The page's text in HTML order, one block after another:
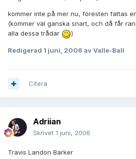
kommer inte på mer nu, föresten fattas
(kommer väl ganska snart, och då får
alla dessa trådar
)
Redigerad 1 juni, 2006 av Valle-Ball
Citera
Adriian
Skrivet 1 juni, 2006
Travis Landon Barker